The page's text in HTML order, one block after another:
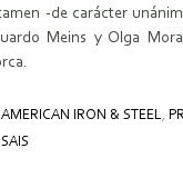
-de carácter
Meins y Olga
IRON & STEEL,